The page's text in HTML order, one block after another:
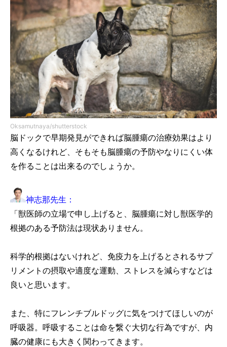
Oksamutnaya/shutterstock
脳ドックで早期発見ができれば脳腫瘍の治療効果はより
高くなるけれど、そもそも脳腫瘍の予防やなりにくい体
を作ることは出来るのでしょうか。
神志那先生：
「獣医師の立場で申し上げると、脳腫瘍に対し獣医学的
根拠のある予防法は現状ありません。
科学的根拠はないけれど、免疫力を上げるとされるサプ
リメントの摂取や適度な運動、ストレスを減らすなどは
良いと思います。
また、特にフレンチブルドッグに気をつけてほしいのが
呼吸器。呼吸することは命を繋ぐ大切な行為ですが、内
臓の健康にも大きく関わってきます。